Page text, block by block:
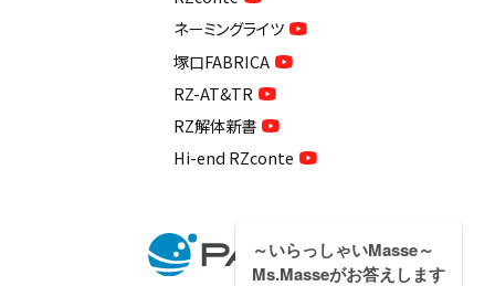
ネーミングライツ
塚口FABRICA
RZ-AT&TR
RZ解体新書
Hi-end RZconte
～いらっしゃいMasse～
Ms.Masseがお答えします